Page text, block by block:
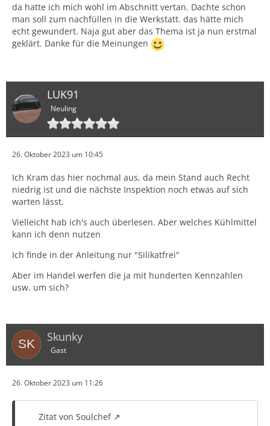
da hatte ich mich wohl im Abschnitt vertan. Dachte schon
man soll zum nachfüllen in die Werkstatt. das hätte mich
echt gewundert. Naja gut aber das Thema ist ja nun erstmal
geklärt. Danke für die Meinungen
LUK91
Neuling
26. Oktober 2023 um 10:45
Ich Kram das hier nochmal aus, da mein Stand auch Recht
niedrig ist und die nächste Inspektion noch etwas auf sich
warten lässt.
Vielleicht hab ich's auch überlesen. Aber welches Kühlmittel
kann ich denn nutzen
Ich finde in der Anleitung nur "Silikatfrei"
Aber im Handel werfen die ja mit hunderten Kennzahlen
usw. um sich?
Skunky
Gast
26. Oktober 2023 um 11:26
Zitat von Soulchef